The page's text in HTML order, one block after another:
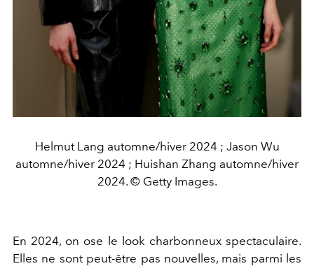
Helmut Lang automne/hiver 2024 ; Jason Wu
automne/hiver 2024 ; Huishan Zhang automne/hiver
2024. © Getty Images.
En 2024, on ose le look charbonneux spectaculaire.
Elles ne sont peut-être pas nouvelles, mais parmi les